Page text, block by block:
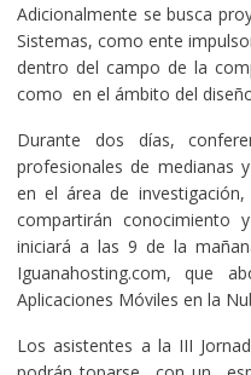
Adicionalmente se busca
Sistemas, como ente
dentro del campo de la
como en el ámbito del
Durante dos días,
profesionales de medianas
en el área de
compartirán conocimiento
iniciará a las 9 de la
Iguanahosting.com, que
Aplicaciones Móviles en la
Los asistentes a la III